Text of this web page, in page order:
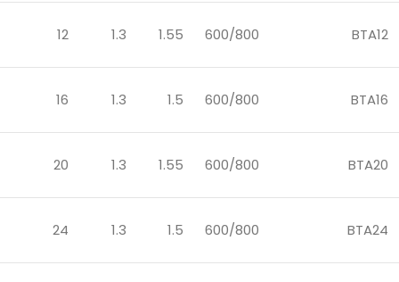
BTA12
600/800
1.55
1.3
12
BTA16
600/800
1.5
1.3
16
BTA20
600/800
1.55
1.3
20
BTA24
600/800
1.5
1.3
24